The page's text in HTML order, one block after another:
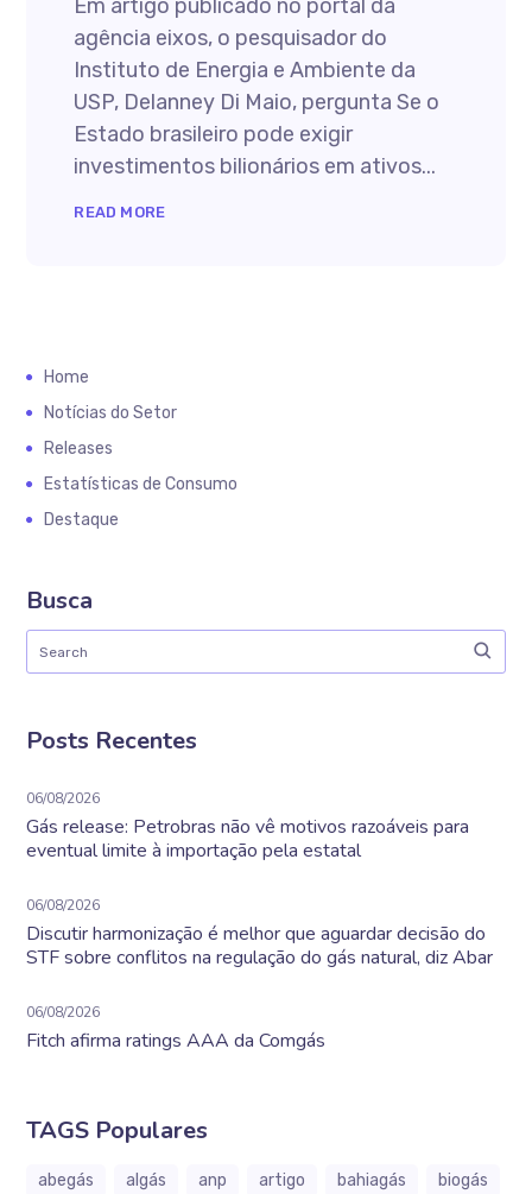
Em artigo publicado no portal da
agência eixos, o pesquisador do
Instituto de Energia e Ambiente da
USP, Delanney Di Maio, pergunta Se o
Estado brasileiro pode exigir
investimentos bilionários em ativos...
READ MORE
Home
Notícias do Setor
Releases
Estatísticas de Consumo
Destaque
Busca
Posts Recentes
06/08/2026
Gás release: Petrobras não vê motivos razoáveis para
eventual limite à importação pela estatal
06/08/2026
Discutir harmonização é melhor que aguardar decisão do
STF sobre conflitos na regulação do gás natural, diz Abar
06/08/2026
Fitch afirma ratings AAA da Comgás
TAGS Populares
abegás algás anp artigo bahiagás
biogás